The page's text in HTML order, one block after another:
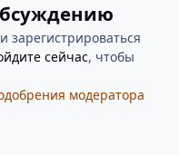
зарегистрироваться
сейчас, чтобы
модератора